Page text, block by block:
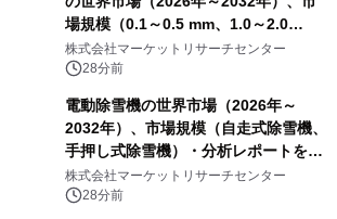
場規模（0.1～0.5 mm、1.0～2.0
mm、その他）・分析レポートを発表
株式会社マーケットリサーチセンター
28分前
電動除雪機の世界市場（2026年～
2032年）、市場規模（自走式除雪機、
手押し式除雪機）・分析レポートを発
表
株式会社マーケットリサーチセンター
28分前